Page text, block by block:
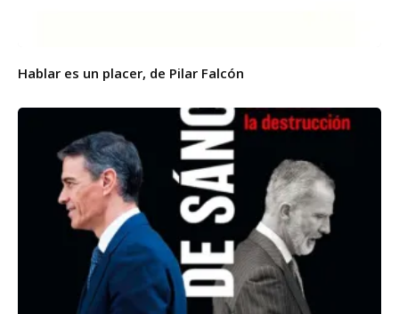
Hablar es un placer, de Pilar Falcón